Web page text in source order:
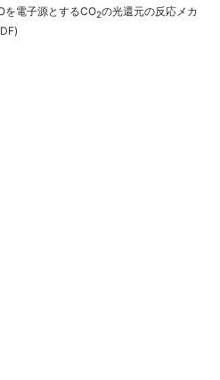
を電子源とするCO2の光還元の反応メカ